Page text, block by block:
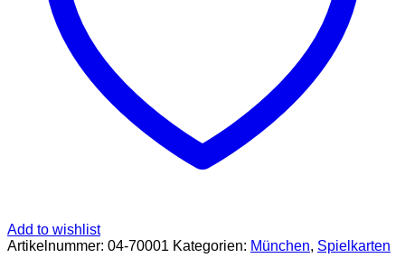
Add to wishlist
Artikelnummer: 04-70001 Kategorien: München, Spielkarten